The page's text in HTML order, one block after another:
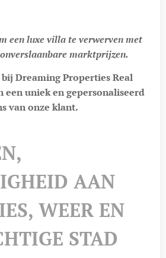
een ​​luxe villa te verwerven met
marktprijzen.
Dreaming Properties Real
een uniek en gepersonaliseerd
van onze klant.
AAN
WEER EN
STAD